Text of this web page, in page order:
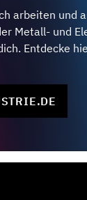
arbeiten und
Metall- und
Entdecke